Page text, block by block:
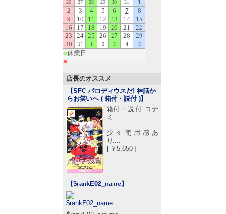
店長のオススメ
【SFC パロディウスだ! 神話か
らお笑いへ ( 箱付・説付 )】
箱付・説付 コナ
ミ
少々使用感あ
り....
[ ￥5,650 ]
【$rankE02_name】